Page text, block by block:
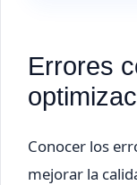
Errores
Conocer los
mejorar la